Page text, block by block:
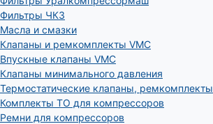
Фильтры ЧКЗ
Масла и смазки
Клапаны и ремкомплекты VMC
Впускные клапаны VMC
Клапаны минимального давления
Термостатические клапаны, ремкомплекты
Комплекты ТО для компрессоров
Ремни для компрессоров